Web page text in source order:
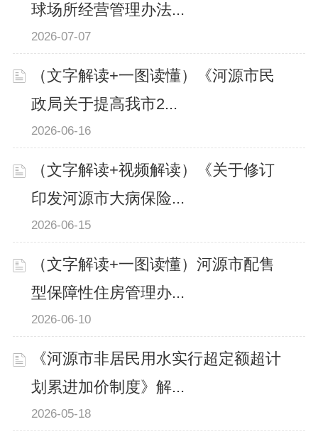
球场所经营管理办法...
2026-07-07
（文字解读+一图读懂）《河源市民
政局关于提高我市2...
2026-06-16
（文字解读+视频解读）《关于修订
印发河源市大病保险...
2026-06-15
（文字解读+一图读懂）河源市配售
型保障性住房管理办...
2026-06-10
《河源市非居民用水实行超定额超计
划累进加价制度》解...
2026-05-18